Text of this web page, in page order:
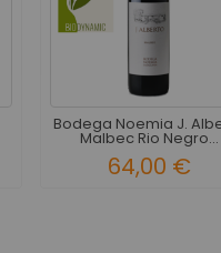
Bodega Noemia J.
Malbec Rio Negro...
64,00 €